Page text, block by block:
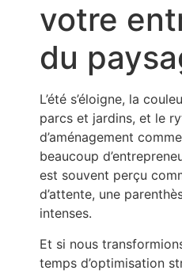
votre
du
L’été s’éloigne, la
parcs et jardins, et le
d’aménagement
beaucoup
est souvent perçu
d’attente, une
intenses.
Et si nous
temps d’optimisation